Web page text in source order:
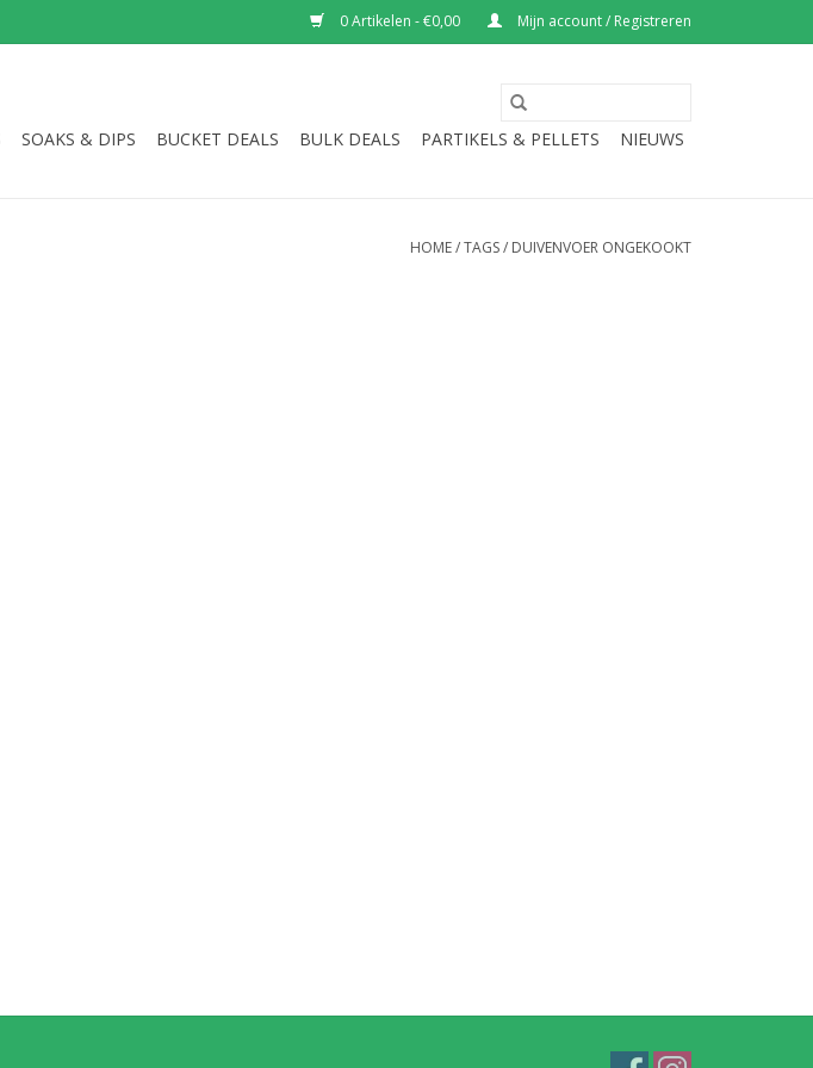
0 Artikelen - €0,00 Mijn account / Registreren
SOAKS & DIPS BUCKET DEALS BULK DEALS PARTIKELS & PELLETS NIEUWS
HOME/TAGS/ DUIVENVOER ONGEKOOKT